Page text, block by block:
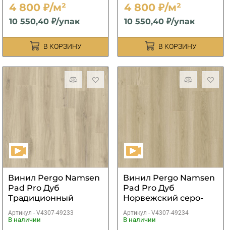
4 800 ₽/м²
10 550,40 ₽/упак
В КОРЗИНУ
4 800 ₽/м²
10 550,40 ₽/упак
В КОРЗИНУ
Винил Pergo Namsen
Pad Pro Дуб
Традиционный
Артикул - V4307-49233
В наличии
Винил Pergo Namsen
Pad Pro Дуб
Норвежский серо-
Артикул - V4307-49234
В наличии